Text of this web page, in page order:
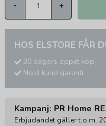
- +
HOS ELSTORE FÅR
30 dagars öppet köp
Nöjd kund garanti
Kampanj: PR Home
Erbjudandet gäller t.o.m.